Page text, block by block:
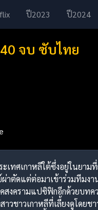
ปี2023 ปี2024
จบ ซับไทย
เทศเกาหลีใต้ซึ่งอยู่ในยา
ดแต่ต่อมาเข้าร่วมทีมงา
งครามแปซิฟิกอีกด้วยบทค
วชาวเกาหลีที่เลี้ยงดูโด